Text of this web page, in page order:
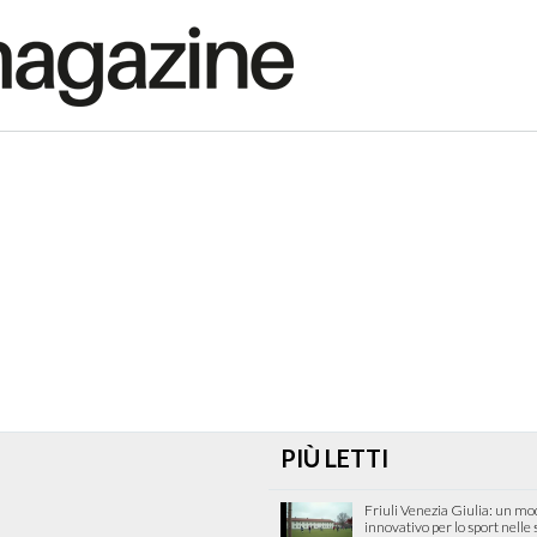
PIÙ LETTI
Friuli Venezia Giulia: un
innovativo per lo sport nelle